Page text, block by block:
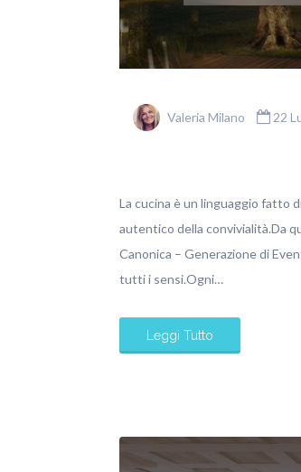
Valeria Milano 22
La cucina è un linguaggio fatto
autentico della convivialità.Da
Canonica – Generazione di
tutti i sensi.Ogni…
Leggi Tutto